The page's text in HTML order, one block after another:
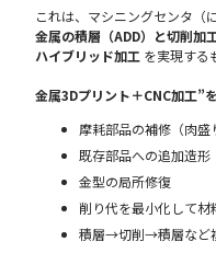
これは、マシニングセンタ（
金属の積層（ADD）と切削加
ハイブリッド加工 を実現する
金属3Dプリント＋CNC加工”
摩耗部品の補修（肉盛
既存部品への追加造形
金型の局所修復
削り代を最小化して材
積層→切削→積層など